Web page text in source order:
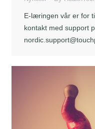
E-læringen vår er for
kontakt med support